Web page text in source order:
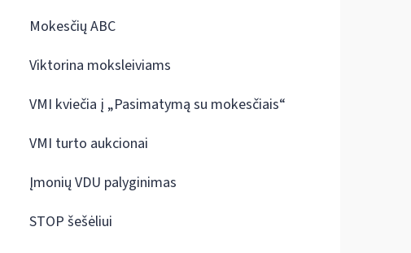
Mokesčių ABC
Viktorina moksleiviams
VMI kviečia į „Pasimatymą su mokesčiais“
VMI turto aukcionai
Įmonių VDU palyginimas
STOP šešėliui